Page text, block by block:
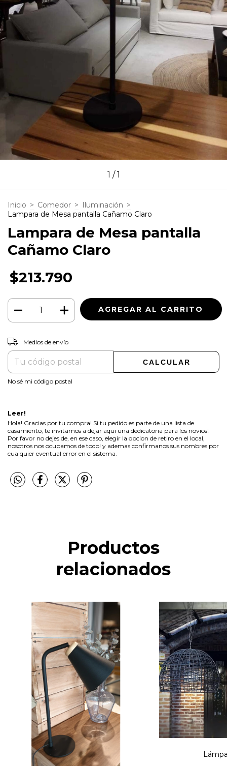
1 /1
Inicio > Comedor > Iluminación >
Lampara de Mesa pantalla Cañamo Claro
Lampara de Mesa pantalla
Cañamo Claro
$213.790
Entregas para el CP:
Medios de envío
CALCULAR
No sé mi código postal
Leer!
Hola! Gracias por tu compra! Si tu pedido es parte de una lista de
casamiento, te invitamos a dejar aqui una dedicatoria para los novios!
Por favor no dejes de, en ese caso, elegir la opcion de retiro en el local,
nosotros nos ocupamos de todo! y ademas confirmanos sus nombres por
cualquier eventual error en el sistema.
Productos
relacionados